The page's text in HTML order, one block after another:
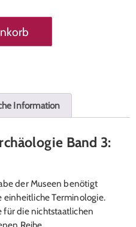
Information
Band 3:
der Museen benötigt
Terminologie.
für die nichtstaatlichen